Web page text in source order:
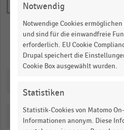
Range:
1.0878.
View
Merken
Notwendig
Notwendige Cookies
und sind für die einwandfreie
erforderlich. EU Cookie
Drupal speichert die
Cookie Box ausgewählt wurden.
Statistiken
Statistik-Cookies von Matomo
Informationen anonym. Diese